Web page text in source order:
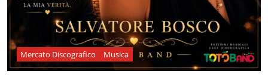
Mercato Discografico Musica